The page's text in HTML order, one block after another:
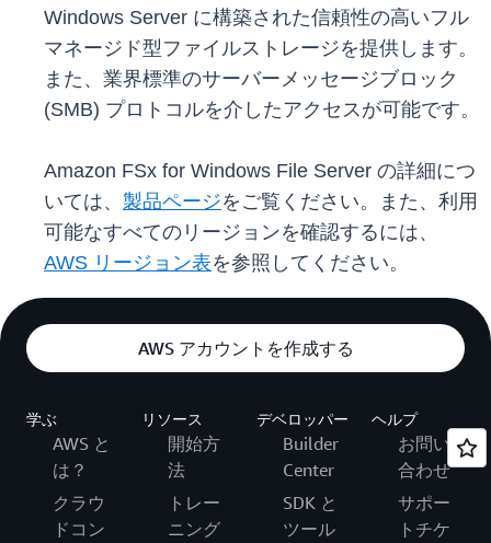
Windows Server に構築された信頼性の高いフル
マネージド型ファイルストレージを提供します。
また、業界標準のサーバーメッセージブロック
(SMB) プロトコルを介したアクセスが可能です。
Amazon FSx for Windows File Server の詳細につ
いては、 製品ページをご覧ください。また、利用
可能なすべてのリージョンを確認するには、
AWS リージョン表を参照してください。
AWS アカウントを作成する
学ぶ
AWS と
は？
クラウ
ドコン
リソース
開始方
法
トレー
ニング
デベロッパー
Builder
Center
SDK と
ツール
ヘルプ
お問い
合わせ
サポー
トチケ